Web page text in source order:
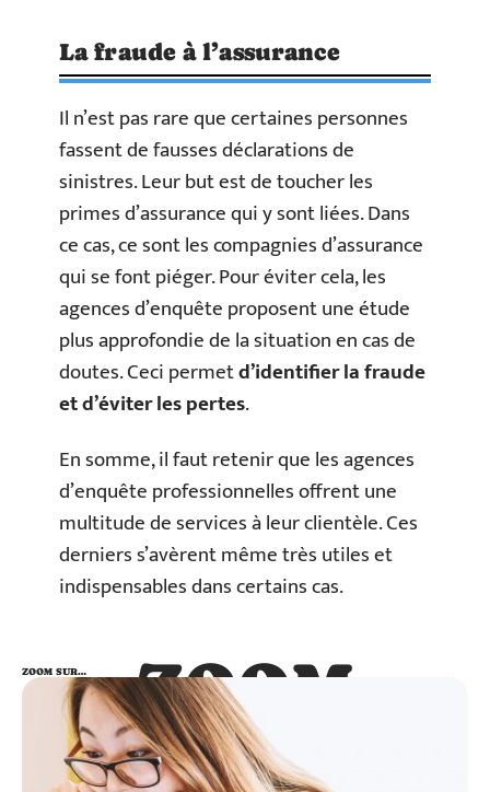
La fraude à l’assurance
Il n’est pas rare que certaines personnes
fassent de fausses déclarations de
sinistres. Leur but est de toucher les
primes d’assurance qui y sont liées. Dans
ce cas, ce sont les compagnies d’assurance
qui se font piéger. Pour éviter cela, les
agences d’enquête proposent une étude
plus approfondie de la situation en cas de
doutes. Ceci permetd’identifier la fraude
et d’éviter les pertes.
En somme, il faut retenir que les agences
d’enquête professionnelles offrent une
multitude de services à leur clientèle. Ces
derniers s’avèrent même très utiles et
indispensables dans certains cas.
ZOOM
SUR…
ZOOM SUR…